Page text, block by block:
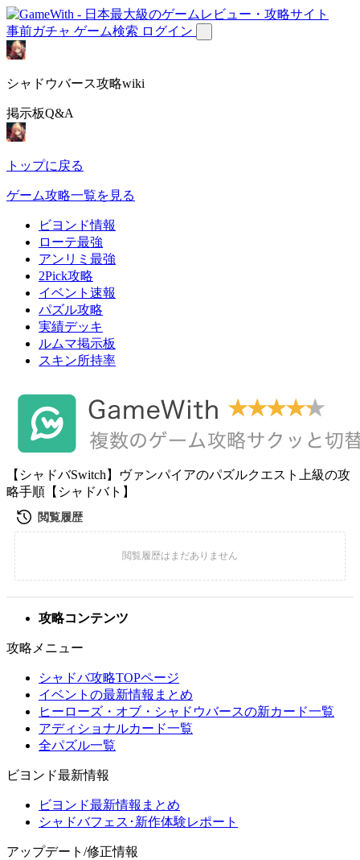
事前ガチャ ゲーム検索 ログイン
シャドウバース攻略wiki
掲示板Q&A
トップに戻る
ゲーム攻略一覧を見る
ビヨンド情報
ローテ最強
アンリミ最強
2Pick攻略
イベント速報
パズル攻略
実績デッキ
ルムマ掲示板
スキン所持率
【シャドバSwitch】ヴァンパイアのパズルクエスト上級の攻
略手順【シャドバト】
攻略コンテンツ
攻略メニュー
シャドバ攻略TOPページ
イベントの最新情報まとめ
ヒーローズ・オブ・シャドウバースの新カード一覧
アディショナルカード一覧
全パズル一覧
ビヨンド最新情報
ビヨンド最新情報まとめ
シャドバフェス･新作体験レポート
アップデート/修正情報